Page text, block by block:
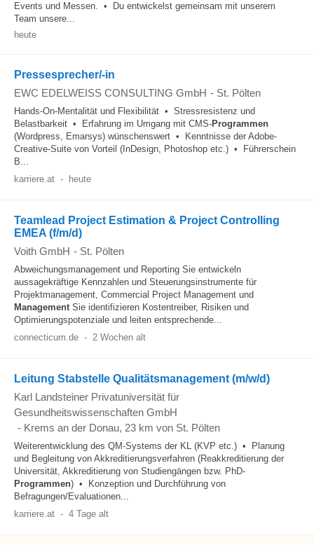
Events und Messen. • Du entwickelst gemeinsam mit unserem
Team unsere...
heute
Pressesprecher/-in
EWC EDELWEISS CONSULTING GmbH - St. Pölten
Hands-On-Mentalität und Flexibilität • Stressresistenz und
Belastbarkeit • Erfahrung im Umgang mit CMS-Programmen
(Wordpress, Emarsys) wünschenswert • Kenntnisse der Adobe-
Creative-Suite von Vorteil (InDesign, Photoshop etc.) • Führerschein
B...
karriere.at - heute
Teamlead Project Estimation & Project Controlling
EMEA (f/m/d)
Voith GmbH - St. Pölten
Abweichungsmanagement und Reporting Sie entwickeln
aussagekräftige Kennzahlen und Steuerungsinstrumente für
Projektmanagement, Commercial Project Management und
ManagementSie identifizieren Kostentreiber, Risiken und
Optimierungspotenziale und leiten entsprechende...
connecticum.de - 2 Wochen alt
Leitung Stabstelle Qualitätsmanagement (m/w/d)
Karl Landsteiner Privatuniversität für
Gesundheitswissenschaften GmbH
- Krems an der Donau, 23 km von St. Pölten
Weiterentwicklung des QM-Systems der KL (KVP etc.) • Planung
und Begleitung von Akkreditierungsverfahren (Reakkreditierung der
Universität, Akkreditierung von Studiengängen bzw. PhD-
Programmen) • Konzeption und Durchführung von
Befragungen/Evaluationen...
karriere.at - 4 Tage alt